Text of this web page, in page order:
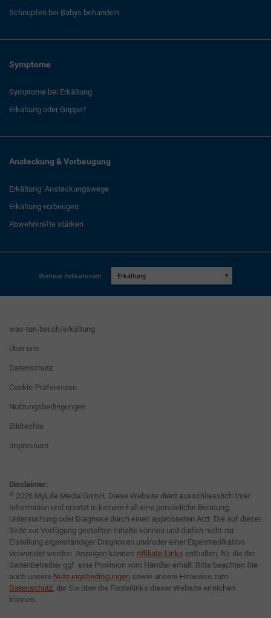
Schnupfen bei Babys behandeln
Symptome
Symptome bei Erkältung
Erkältung oder Grippe?
Ansteckung & Vorbeugung
Erkältung: Ansteckungswege
Erkältung vorbeugen
Abwehrkräfte stärken
Weitere Indikationen:
was-tun-bei.ch/erkältung
Über uns
Datenschutz
Cookie-Präferenzen
Nutzungsbedingungen
Bildrechte
Impressum
Disclaimer:
© 2026 MyLife Media GmbH. Diese Website dient ausschliesslich Ihrer
Information und ersetzt in keinem Fall eine persönliche Beratung,
Untersuchung oder Diagnose durch einen approbierten Arzt. Die auf dieser
Seite zur Verfügung gestellten Inhalte können und dürfen nicht zur
Erstellung eigenständiger Diagnosen und/oder einer Eigenmedikation
verwendet werden. Anzeigen können Affiliate-Links enthalten, für die der
Seitenbetreiber ggf. eine Provision vom Händler erhält. Bitte beachten Sie
auch unsere Nutzungsbedingungen sowie unsere Hinweise zum
Datenschutz, die Sie über die Footerlinks dieser Website erreichen
können.